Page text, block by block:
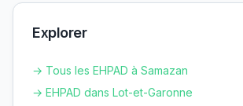
Explorer
→ Tous les EHPAD à Samazan
→ EHPAD dans Lot-et-Garonne